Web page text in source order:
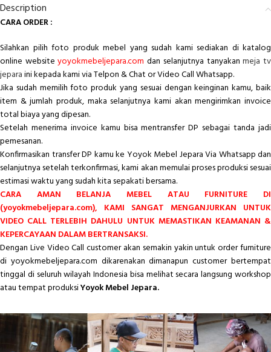
Description
CARA ORDER :
Silahkan pilih foto produk mebel yang sudah kami sediakan di katalog
online websiteyoyokmebeljepara.com dan selanjutnya tanyakanmeja tv
jeparaini kepada kami via Telpon & Chat or Video Call Whatsapp.
Jika sudah memilih foto produk yang sesuai dengan keinginan kamu, baik
item & jumlah produk, maka selanjutnya kami akan mengirimkan invoice
total biaya yang dipesan.
Setelah menerima invoice kamu bisa mentransfer DP sebagai tanda jadi
pemesanan.
Konfirmasikan transfer DP kamu ke Yoyok Mebel Jepara Via Whatsapp dan
selanjutnya setelah terkonfirmasi, kami akan memulai proses produksi sesuai
estimasi waktu yang sudah kita sepakati bersama.
CARA AMAN BELANJA MEBEL ATAU FURNITURE DI
(yoyokmebeljepara.com), KAMI SANGAT MENGANJURKAN UNTUK
VIDEO CALL TERLEBIH DAHULU UNTUK MEMASTIKAN KEAMANAN &
KEPERCAYAAN DALAM BERTRANSAKSI.
Dengan Live Video Call customer akan semakin yakin untuk order furniture
di yoyokmebeljepara.com dikarenakan dimanapun customer bertempat
tinggal di seluruh wilayah Indonesia bisa melihat secara langsung workshop
atau tempat produksiYoyok Mebel Jepara.